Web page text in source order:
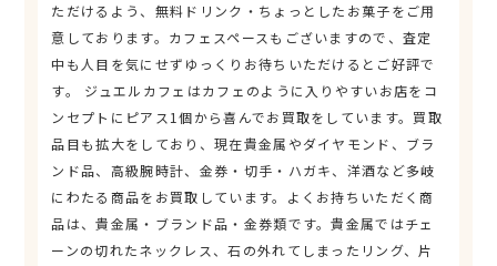
ただけるよう、無料ドリンク・ちょっとしたお菓子をご用
意しております。カフェスペースもございますので、査定
中も人目を気にせずゆっくりお待ちいただけるとご好評で
す。 ジュエルカフェはカフェのように入りやすいお店をコ
ンセプトにピアス1個から喜んでお買取をしています。買取
品目も拡大をしており、現在貴金属やダイヤモンド、ブラ
ンド品、高級腕時計、金券・切手・ハガキ、洋酒など多岐
にわたる商品をお買取しています。よくお持ちいただく商
品は、貴金属・ブランド品・金券類です。貴金属ではチェ
ーンの切れたネックレス、石の外れてしまったリング、片